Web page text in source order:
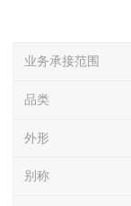
业务承接范围
品类
外形
别称